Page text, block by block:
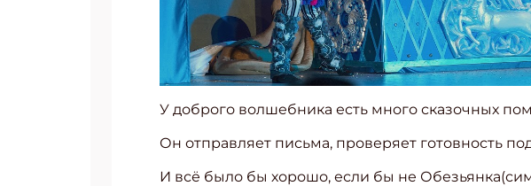
У доброго волшебника есть много сказочных
Он отправляет письма, проверяет готовность
И всё было бы хорошо, если бы не